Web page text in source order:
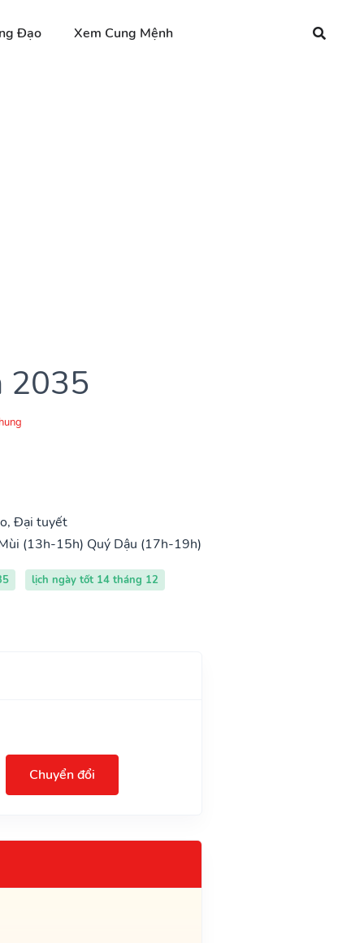
Đạo Xem Cung Mệnh
2035
Đại tuyết
(13h-15h) Quý Dậu (17h-19h)
lịch ngày tốt 14 tháng 12
Chuyển đổi